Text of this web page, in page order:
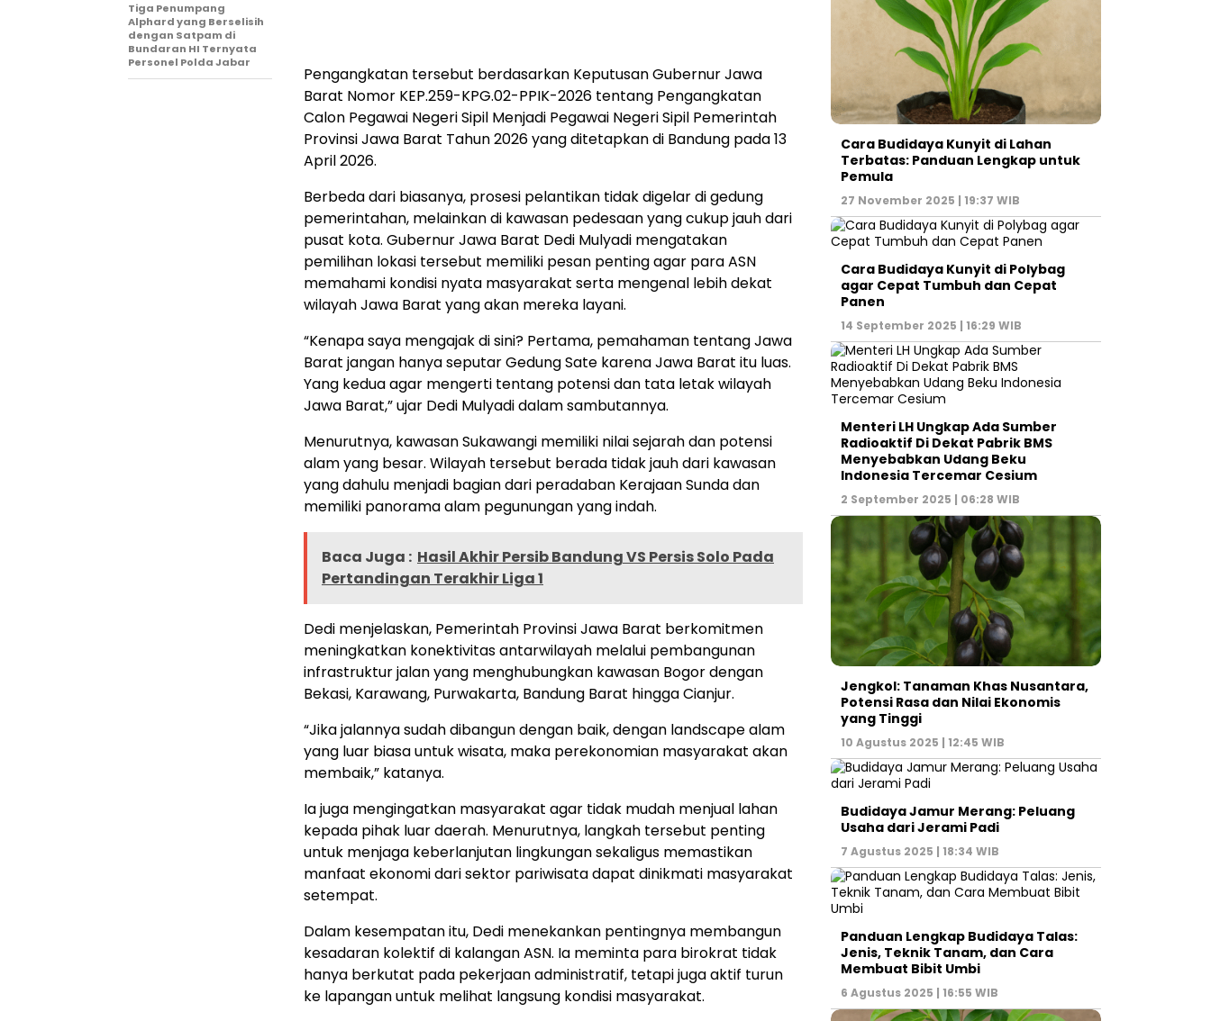
Pengangkatan tersebut berdasarkan Keputusan Gubernur Jawa
Barat Nomor KEP.259-KPG.02-PPIK-2026 tentang Pengangkatan
Calon Pegawai Negeri Sipil Menjadi Pegawai Negeri Sipil Pemerintah
Provinsi Jawa Barat Tahun 2026 yang ditetapkan di Bandung pada 13
April 2026.
Berbeda dari biasanya, prosesi pelantikan tidak digelar di gedung
pemerintahan, melainkan di kawasan pedesaan yang cukup jauh dari
pusat kota. Gubernur Jawa Barat Dedi Mulyadi mengatakan
pemilihan lokasi tersebut memiliki pesan penting agar para ASN
memahami kondisi nyata masyarakat serta mengenal lebih dekat
wilayah Jawa Barat yang akan mereka layani.
“Kenapa saya mengajak di sini? Pertama, pemahaman tentang Jawa
Barat jangan hanya seputar Gedung Sate karena Jawa Barat itu luas.
Yang kedua agar mengerti tentang potensi dan tata letak wilayah
Jawa Barat,” ujar Dedi Mulyadi dalam sambutannya.
Menurutnya, kawasan Sukawangi memiliki nilai sejarah dan potensi
alam yang besar. Wilayah tersebut berada tidak jauh dari kawasan
yang dahulu menjadi bagian dari peradaban Kerajaan Sunda dan
memiliki panorama alam pegunungan yang indah.
Baca Juga : Hasil Akhir Persib Bandung VS Persis Solo Pada
Pertandingan Terakhir Liga 1
Dedi menjelaskan, Pemerintah Provinsi Jawa Barat berkomitmen
meningkatkan konektivitas antarwilayah melalui pembangunan
infrastruktur jalan yang menghubungkan kawasan Bogor dengan
Bekasi, Karawang, Purwakarta, Bandung Barat hingga Cianjur.
“Jika jalannya sudah dibangun dengan baik, dengan landscape alam
yang luar biasa untuk wisata, maka perekonomian masyarakat akan
membaik,” katanya.
Ia juga mengingatkan masyarakat agar tidak mudah menjual lahan
kepada pihak luar daerah. Menurutnya, langkah tersebut penting
untuk menjaga keberlanjutan lingkungan sekaligus memastikan
manfaat ekonomi dari sektor pariwisata dapat dinikmati masyarakat
setempat.
Dalam kesempatan itu, Dedi menekankan pentingnya membangun
kesadaran kolektif di kalangan ASN. Ia meminta para birokrat tidak
hanya berkutat pada pekerjaan administratif, tetapi juga aktif turun
ke lapangan untuk melihat langsung kondisi masyarakat.
Tiga Penumpang
Alphard yang Berselisih
dengan Satpam di
Bundaran HI Ternyata
Personel Polda Jabar
Cara Budidaya Kunyit di Lahan
Terbatas: Panduan Lengkap untuk
Pemula
27 November 2025 | 19:37 WIB
Cara Budidaya Kunyit di Polybag
agar Cepat Tumbuh dan Cepat
Panen
14 September 2025 | 16:29 WIB
Menteri LH Ungkap Ada Sumber
Radioaktif Di Dekat Pabrik BMS
Menyebabkan Udang Beku
Indonesia Tercemar Cesium
2 September 2025 | 06:28 WIB
Jengkol: Tanaman Khas Nusantara,
Potensi Rasa dan Nilai Ekonomis
yang Tinggi
10 Agustus 2025 | 12:45 WIB
Budidaya Jamur Merang: Peluang
Usaha dari Jerami Padi
7 Agustus 2025 | 18:34 WIB
Panduan Lengkap Budidaya Talas:
Jenis, Teknik Tanam, dan Cara
Membuat Bibit Umbi
6 Agustus 2025 | 16:55 WIB